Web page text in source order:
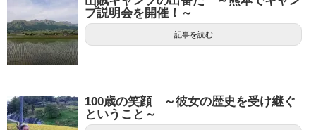
プ説明会を開催！～
記事を読む
100歳の笑顔 ～彼女の歴史を受け継ぐ
ということ～